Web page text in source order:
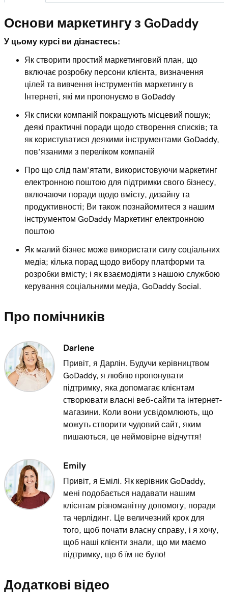
Маркетинг
Основи маркетингу з GoDaddy
У цьому курсі ви дізнаєтесь:
Як створити простий маркетинговий план, що
включає розробку персони клієнта, визначення
цілей та вивчення інструментів маркетингу в
Інтернеті, які ми пропонуємо в GoDaddy
Як списки компаній покращують місцевий пошук;
деякі практичні поради щодо створення списків; та
як користуватися деякими інструментами GoDaddy,
пов’язаними з переліком компаній
Про що слід пам’ятати, використовуючи маркетинг
електронною поштою для підтримки свого бізнесу,
включаючи поради щодо вмісту, дизайну та
продуктивності; Ви також познайомитеся з нашим
інструментом GoDaddy Маркетинг електронною
поштою
Як малий бізнес може використати силу соціальних
медіа; кілька порад щодо вибору платформи та
розробки вмісту; і як взаємодіяти з нашою службою
керування соціальними медіа, GoDaddy Social.
Про помічників
Darlene
Привіт, я Дарлін. Будучи керівництвом
GoDaddy, я люблю пропонувати
підтримку, яка допомагає клієнтам
створювати власні веб-сайти та інтернет-
магазини. Коли вони усвідомлюють, що
можуть створити чудовий сайт, яким
пишаються, це неймовірне відчуття!
Emily
Привіт, я Емілі. Як керівник GoDaddy,
мені подобається надавати нашим
клієнтам різноманітну допомогу, поради
та черлідинг. Це величезний крок для
того, щоб почати власну справу, і я хочу,
щоб наші клієнти знали, що ми маємо
підтримку, що б їм не було!
Додаткові відео